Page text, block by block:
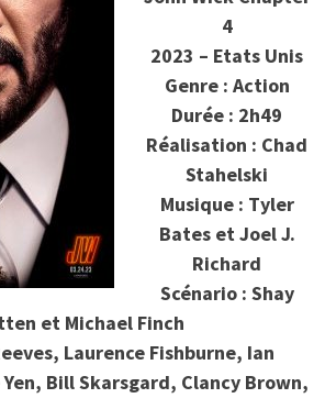
4
2023 – Etats Unis
Genre : Action
Durée : 2h49
Réalisation : Chad
Stahelski
Musique : Tyler
Bates et Joel J.
Richard
Scénario : Shay
et Michael Finch
Laurence Fishburne, Ian
Yen, Bill Skarsgard, Clancy Brown,